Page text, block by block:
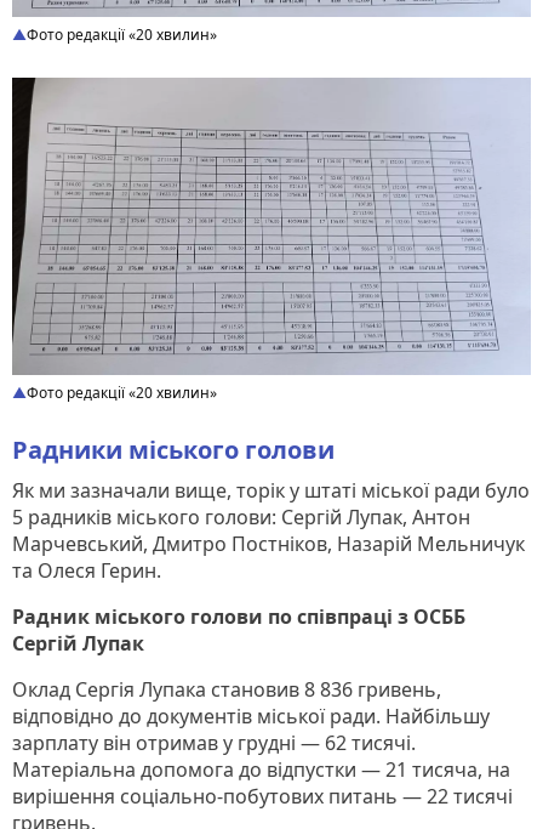
Фото редакції «20 хвилин»
Фото редакції «20 хвилин»
Радники міського голови
Як ми зазначали вище, торік у штаті міської ради було
5 радників міського голови: Сергій Лупак, Антон
Марчевський, Дмитро Постніков, Назарій Мельничук
та Олеся Герин.
Радник міського голови по співпраці з ОСББ
Сергій Лупак
Оклад Сергія Лупака становив 8 836 гривень,
відповідно до документів міської ради. Найбільшу
зарплату він отримав у грудні — 62 тисячі.
Матеріальна допомога до відпустки — 21 тисяча, на
вирішення соціально-побутових питань — 22 тисячі
гривень.